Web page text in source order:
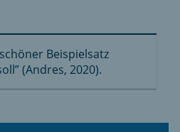
Beispielsatz
(Andres, 2020).